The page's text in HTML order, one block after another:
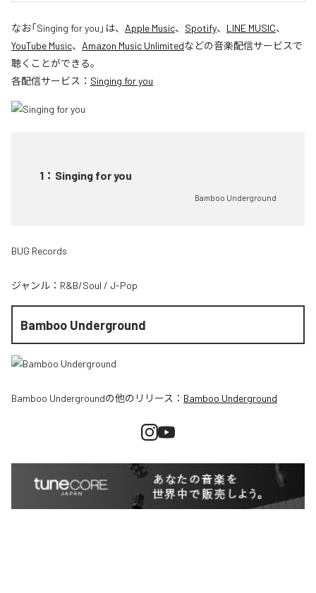
なお「Singing for you 」は、 Apple Music、 Spotify、 LINE MUSIC、
YouTube Music、 Amazon Music Unlimitedなどの音楽配信サービスで
聴くことができる。
各配信サービス： Singing for you
1 ： Singing for you
Bamboo Underground
BUG Records
ジャンル： R&B/Soul / J-Pop
Bamboo Underground
Bamboo Undergroundの他のリリース： Bamboo Underground